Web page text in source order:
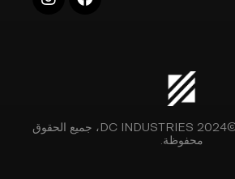
حقوق الطبع والنشر ©2024 DC INDUSTRIES، جميع الحقوق
محفوظة.